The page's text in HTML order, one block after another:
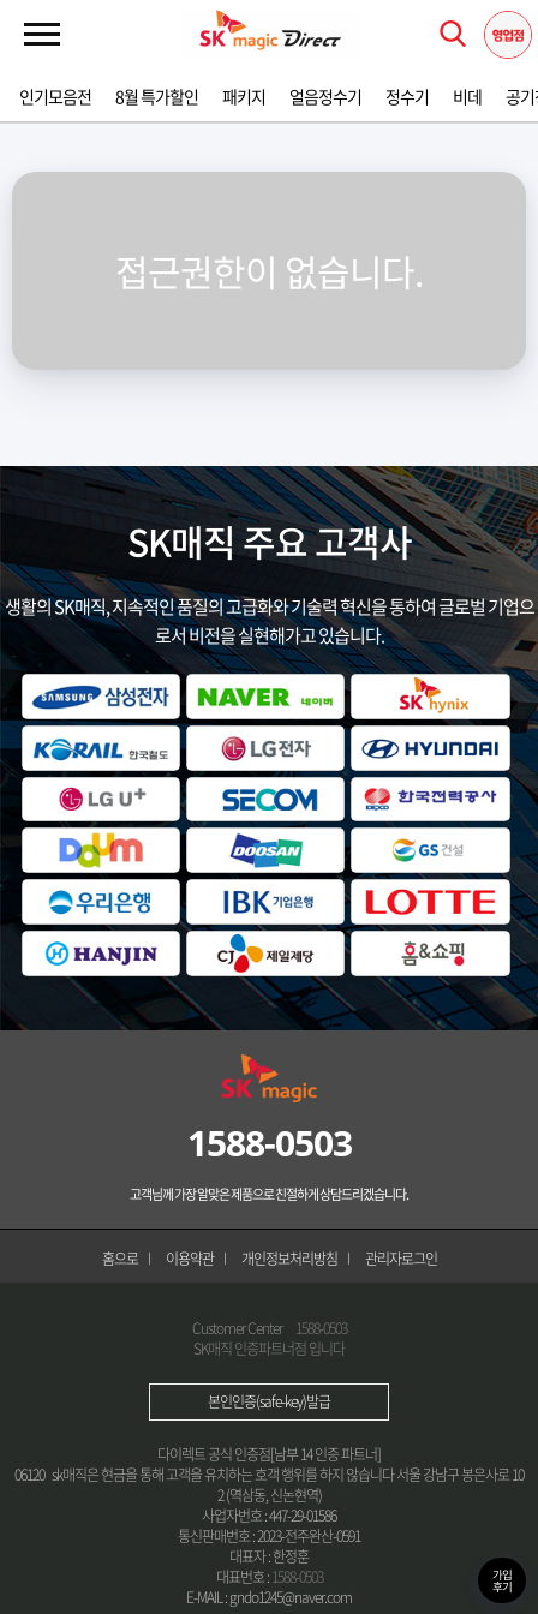
인기모음전 8월 특가할인 패키지 얼음정수기 정수기 비데 공
접근권한이 없습니다.
SK매직 주요 고객사
생활의 SK매직, 지속적인 품질의 고급화와 기술력 혁신을 통하여 글로벌 기업으
로서 비전을 실현해가고 있습니다.
1588-0503
고객님께 가장 알맞은 제품으로 친절하게 상담드리겠습니다.
홈으로 이용약관 개인정보처리방침 관리자로그인
Customer Center 1588-0503
SK매직 인증파트너점 입니다
본인인증(safe-key)발급
다이렉트 공식 인증점[남부 14 인증 파트너]
06120 sk매직은 현금을 통해 고객을 유치하는 호객 행위를 하지 않습니다 서울 강남구 봉은사로 10
2 (역삼동, 신논현역)
사업자번호 : 447-29-01586
통신판매번호 : 2023-전주완산-0591
대표자 : 한정훈
대표번호 :1588-0503
E-MAIL : gndo1245@naver.com
가입
후기